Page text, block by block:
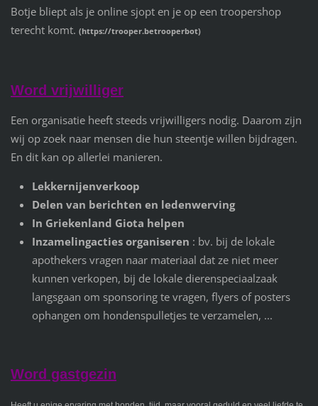
Botje bliept als je online sjopt en je op een troopershop
terecht komt. (https://trooper.betrooperbot)
Word vrijwilliger
Een organisatie heeft steeds vrijwilligers nodig. Daarom zijn
wij op zoek naar mensen die hun steentje willen bijdragen.
En dit kan op allerlei manieren.
Lekkernijenverkoop
Delen van berichten en ledenwerving
In Griekenland Giota helpen
Inzamelingacties organiseren : bv. bij de lokale
apothekers vragen naar materiaal dat ze niet meer
kunnen verkopen, bij de lokale dierenspeciaalzaak
langsgaan om sponsoring te vragen, flyers of posters
ophangen om hondenspulletjes te verzamelen, ...
Word gastgezin